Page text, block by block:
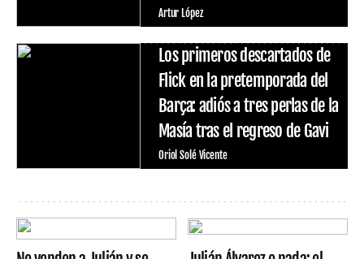
Artur López
Los primeros descartados de
Flick en la pretemporada del
Barça: adiós a tres perlas de la
Masía tras el regreso de Gavi
Oriol Solé Vicente